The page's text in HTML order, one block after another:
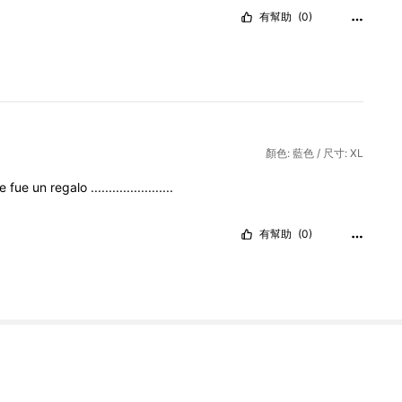
有幫助 (0)
顏色: 藍色 / 尺寸: XL
fue un regalo .......................
有幫助 (0)